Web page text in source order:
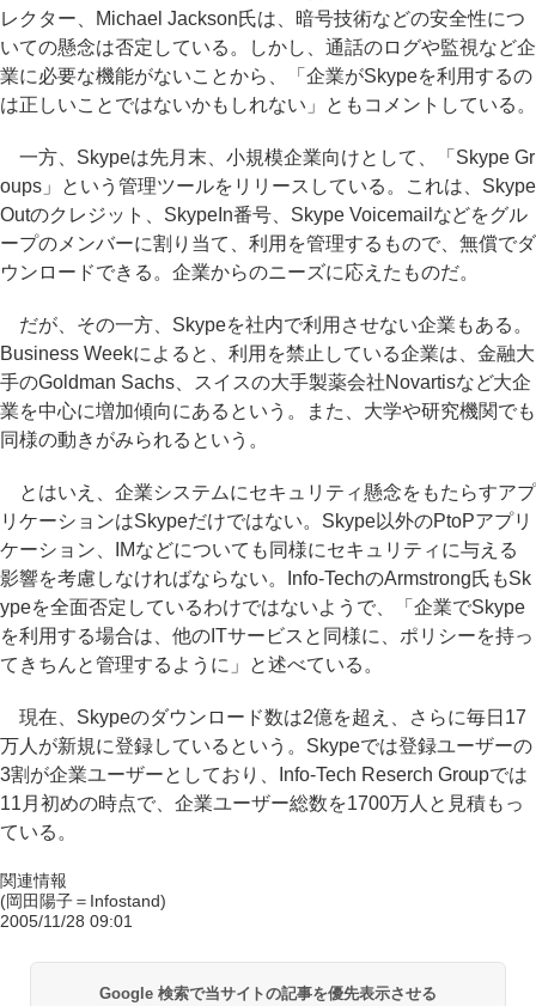
レクター、Michael Jackson氏は、暗号技術などの安全性につ
いての懸念は否定している。しかし、通話のログや監視など企
業に必要な機能がないことから、「企業がSkypeを利用するの
は正しいことではないかもしれない」ともコメントしている。
一方、Skypeは先月末、小規模企業向けとして、「Skype Gr
oups」という管理ツールをリリースしている。これは、Skype
Outのクレジット、SkypeIn番号、Skype Voicemailなどをグル
ープのメンバーに割り当て、利用を管理するもので、無償でダ
ウンロードできる。企業からのニーズに応えたものだ。
だが、その一方、Skypeを社内で利用させない企業もある。
Business Weekによると、利用を禁止している企業は、金融大
手のGoldman Sachs、スイスの大手製薬会社Novartisなど大企
業を中心に増加傾向にあるという。また、大学や研究機関でも
同様の動きがみられるという。
とはいえ、企業システムにセキュリティ懸念をもたらすアプ
リケーションはSkypeだけではない。Skype以外のPtoPアプリ
ケーション、IMなどについても同様にセキュリティに与える
影響を考慮しなければならない。Info-TechのArmstrong氏もSk
ypeを全面否定しているわけではないようで、「企業でSkype
を利用する場合は、他のITサービスと同様に、ポリシーを持っ
てきちんと管理するように」と述べている。
現在、Skypeのダウンロード数は2億を超え、さらに毎日17
万人が新規に登録しているという。Skypeでは登録ユーザーの
3割が企業ユーザーとしており、Info-Tech Reserch Groupでは
11月初めの時点で、企業ユーザー総数を1700万人と見積もっ
ている。
関連情報
(岡田陽子＝Infostand)
2005/11/28 09:01
Google 検索で当サイトの記事を優先表示させる